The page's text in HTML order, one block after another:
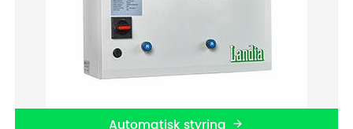
Automatisk styring